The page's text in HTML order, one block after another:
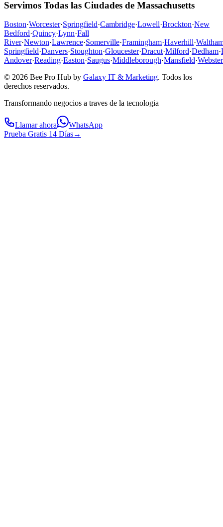
Servimos Todas las Ciudades de Massachusetts
Boston·Worcester·Springfield·Cambridge·Lowell·Brockton·New
Bedford·Quincy·Lynn·Fall
River·Newton·Lawrence·Somerville·Framingham·Haverhill·
Springfield·Danvers·Stoughton·Gloucester·Dracut·Milford·Dedham·
Andover·Reading·Easton·Saugus·Middleborough·Mansfield·Webster
© 2026 Bee Pro Hub by Galaxy IT & Marketing. Todos los
derechos reservados.
Transformando negocios a traves de la tecnologia
Llamar ahora
WhatsApp
Prueba Gratis 14 Días→